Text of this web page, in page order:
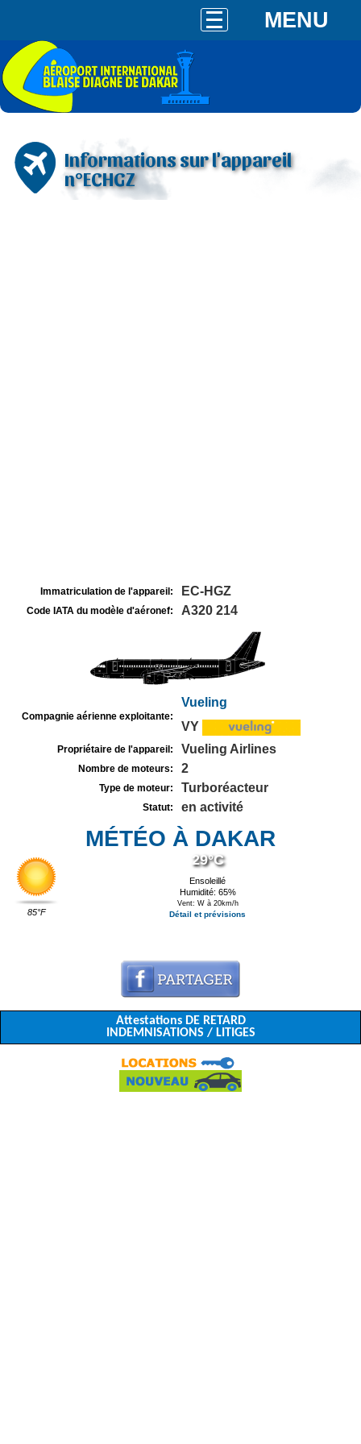
MENU
Informations sur l'appareil
n°ECHGZ
Immatriculation de l'appareil: EC-HGZ
Code IATA du modèle d'aéronef: A320 214
Compagnie aérienne exploitante:
Vueling
VY
Propriétaire de l'appareil: Vueling Airlines
Nombre de moteurs: 2
Type de moteur: Turboréacteur
Statut: en activité
MÉTÉO À DAKAR
85°F
29°C
Ensoleillé
Humidité: 65%
Vent: W à 20km/h
Détail et prévisions
Attestations DE RETARD
INDEMNISATIONS / LITIGES